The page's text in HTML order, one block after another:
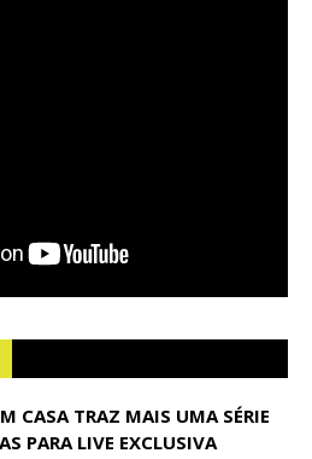
CASA TRAZ MAIS UMA SÉRIE
PARA LIVE EXCLUSIVA